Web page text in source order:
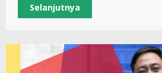
Selanjutnya